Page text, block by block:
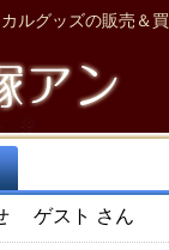
ルグッズの販売＆
ゲスト さん